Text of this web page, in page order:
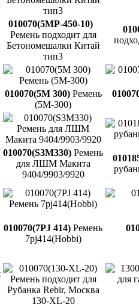
010070(5МP-450-10)
Ремень подходит для
Бетономешалки Китай
тип3
010070(5M 300)Ремень
(5М-300)
010070(S3M330) Ремень
для ЛШМ Макита
9404/9903/9920
010070(7PJ 414) Ремень
7pj414(Hobbi)